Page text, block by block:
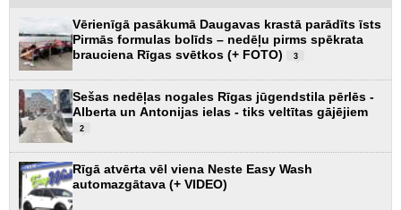
Vērienīgā pasākumā Daugavas krastā parādīts īsts
Pirmās formulas bolīds – nedēļu pirms spēkrata
brauciena Rīgas svētkos (+ FOTO)
3
Sešas nedēļas nogales Rīgas jūgendstila pērlēs -
Alberta un Antonijas ielas - tiks veltītas gājējiem
2
Rīgā atvērta vēl viena Neste Easy Wash
automazgātava (+ VIDEO)